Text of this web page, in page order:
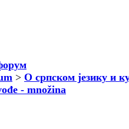
> О српском језику и
- množina